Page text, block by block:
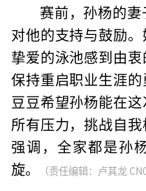
赛前，孙杨的
对他的支持与鼓励
挚爱的泳池感到由
保持重启职业生涯
豆豆希望孙杨能在
所有压力，挑战自
强调，全家都是孙
旋。
（责任编辑：卢其龙